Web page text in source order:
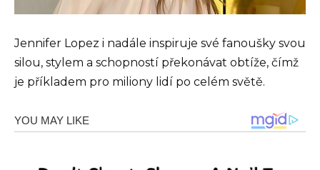
Jennifer Lopez i nadále inspiruje své fanoušky svou
silou, stylem a schopností překonávat obtíže, čímž
je příkladem pro miliony lidí po celém světě.